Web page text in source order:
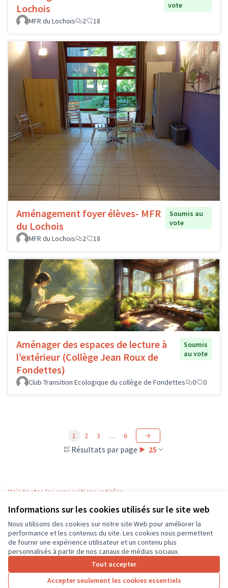
Informations sur les cookies utilisés sur le site web
Nous utilisons des cookies sur notre site Web pour améliorer la
performance et les contenus du site. Les cookies nous permettent
de fournir une expérience utilisateur et un contenu plus
personnalisés à partir de nos canaux de médias sociaux.
Tout accepter
Accepter seulement les cookies essentiels
Lochois
vote
MFR du Lochois
2 18
Aménagement foyer élèves- MFR
du Lochois
Soumis au
vote
MFR du Lochois
2 18
Aménager des espaces de lecture à
l’extérieur (Collège Jean Roux de
Fondettes)
Soumis
au vote
Club Transition Ecologique du collège de Fondettes 0 0
Résultats par page : 25
1 2 3 … 6
Voir toutes les propositions retirées
Conditions d'utilisation
Paramètres des cookies
CD37 sur X
(Lien externe)
CD37 sur Facebook
CD37 sur Instagram
CD37 sur YouTube
(Lien externe)